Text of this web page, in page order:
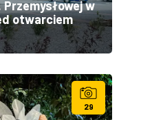
w
otwarciem
29